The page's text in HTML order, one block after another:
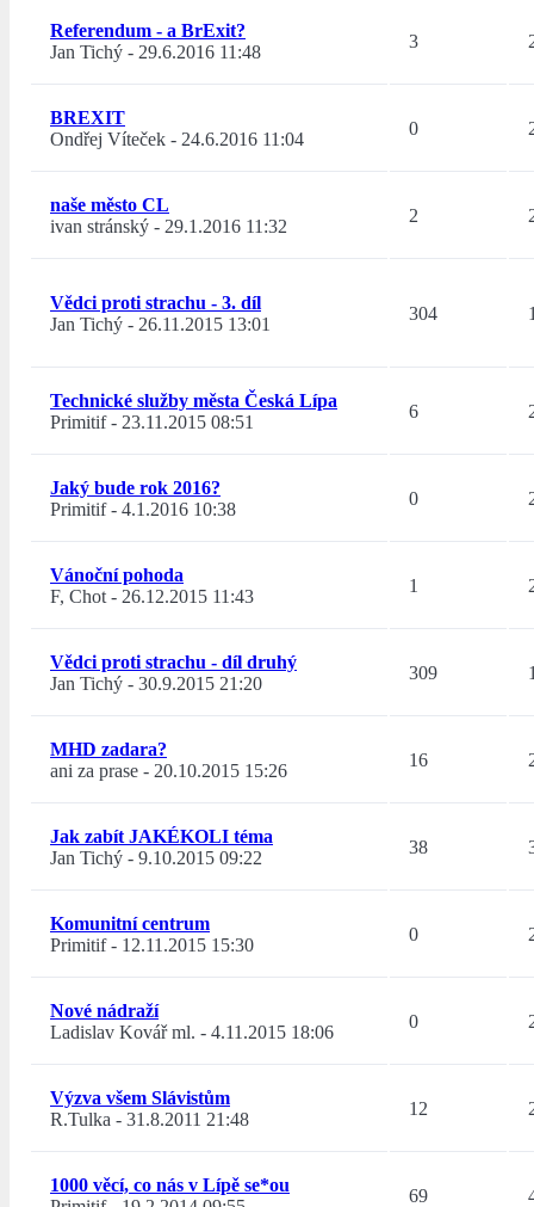
Referendum - a BrExit?
Jan Tichý - 29.6.2016 11:48
3
BREXIT
Ondřej Víteček - 24.6.2016 11:04
0
naše město CL
ivan stránský - 29.1.2016 11:32
2
Vědci proti strachu - 3. díl
Jan Tichý - 26.11.2015 13:01
304
Technické služby města Česká Lípa
Primitif- 23.11.2015 08:51
6
Jaký bude rok 2016?
Primitif- 4.1.2016 10:38
0
Vánoční pohoda
F, Chot- 26.12.2015 11:43
1
Vědci proti strachu - díl druhý
Jan Tichý - 30.9.2015 21:20
309
MHD zadara?
ani za prase - 20.10.2015 15:26
16
Jak zabít JAKÉKOLI téma
Jan Tichý - 9.10.2015 09:22
38
Komunitní centrum
Primitif- 12.11.2015 15:30
0
Nové nádraží
Ladislav Kovář ml. - 4.11.2015 18:06
0
Výzva všem Slávistům
R.Tulka - 31.8.2011 21:48
12
1000 věcí, co nás v Lípě se*ou
69